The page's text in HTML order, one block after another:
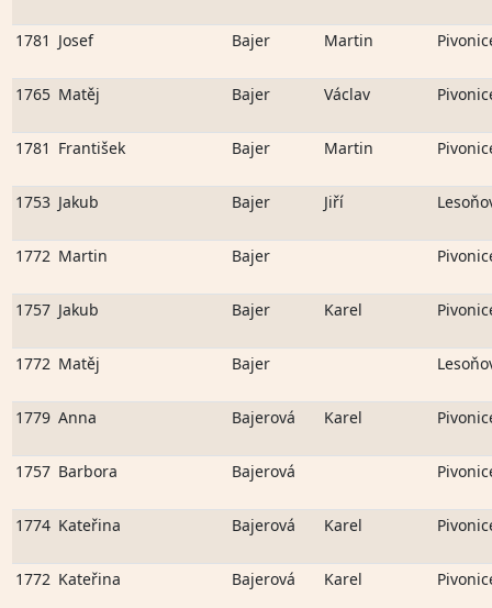
1781 Josef Bajer Martin
1765 Matěj Bajer Václav
1781 František Bajer Martin
1753 Jakub Bajer Jiří
1772 Martin Bajer
1757 Jakub Bajer Karel
1772 Matěj Bajer
1779 Anna Bajerová Karel
1757 Barbora Bajerová
1774 Kateřina Bajerová Karel
1772 Kateřina Bajerová Karel